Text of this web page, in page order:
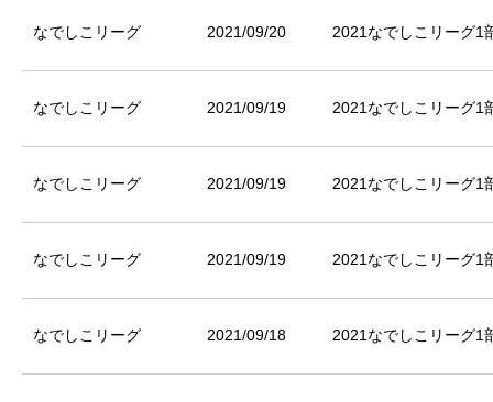
なでしこリーグ 2021/09/20 2021なでしこリーグ1
なでしこリーグ 2021/09/19 2021なでしこリーグ1
なでしこリーグ 2021/09/19 2021なでしこリーグ1
なでしこリーグ 2021/09/19 2021なでしこリーグ1
なでしこリーグ 2021/09/18 2021なでしこリーグ1